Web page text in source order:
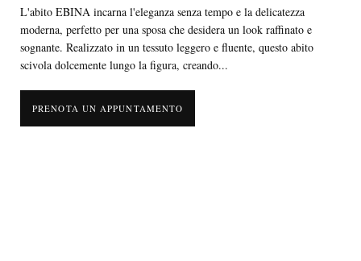
L'abito EBINA incarna l'eleganza senza tempo e la delicatezza
moderna, perfetto per una sposa che desidera un look raffinato e
sognante. Realizzato in un tessuto leggero e fluente, questo abito
scivola dolcemente lungo la figura, creando...
PRENOTA UN APPUNTAMENTO